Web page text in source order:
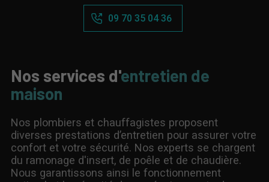
09 70 35 04 36
Nos services d'entretien de
maison
Nos plombiers et chauffagistes proposent
diverses prestations d’entretien pour assurer votre
confort et votre sécurité. Nos experts se chargent
du ramonage d'insert, de poêle et de chaudière.
Nous garantissons ainsi le fonctionnement